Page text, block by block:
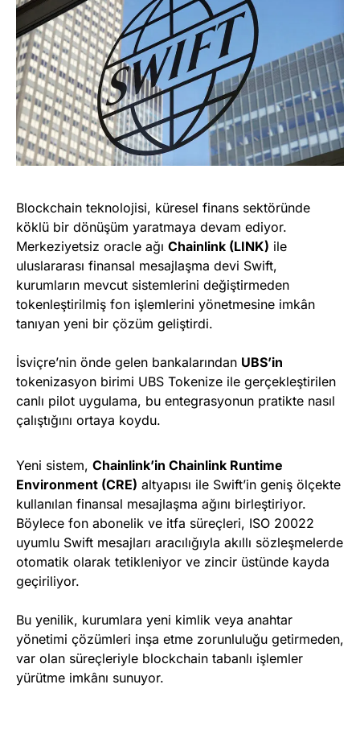
Blockchain teknolojisi, küresel finans sektöründe
köklü bir dönüşüm yaratmaya devam ediyor.
Merkeziyetsiz oracle ağı Chainlink (LINK) ile
uluslararası finansal mesajlaşma devi Swift,
kurumların mevcut sistemlerini değiştirmeden
tokenleştirilmiş fon işlemlerini yönetmesine imkân
tanıyan yeni bir çözüm geliştirdi.
İsviçre’nin önde gelen bankalarından UBS’in
tokenizasyon birimi UBS Tokenize ile gerçekleştirilen
canlı pilot uygulama, bu entegrasyonun pratikte nasıl
çalıştığını ortaya koydu.
Yeni sistem, Chainlink’in Chainlink Runtime
Environment (CRE) altyapısı ile Swift’in geniş ölçekte
kullanılan finansal mesajlaşma ağını birleştiriyor.
Böylece fon abonelik ve itfa süreçleri, ISO 20022
uyumlu Swift mesajları aracılığıyla akıllı sözleşmelerde
otomatik olarak tetikleniyor ve zincir üstünde kayda
geçiriliyor.
Bu yenilik, kurumlara yeni kimlik veya anahtar
yönetimi çözümleri inşa etme zorunluluğu getirmeden,
var olan süreçleriyle blockchain tabanlı işlemler
yürütme imkânı sunuyor.